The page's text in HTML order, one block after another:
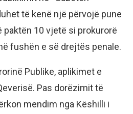
të kenë një përvojë pune
paktën 10 vjetë si prokurorë
fushën e së drejtës penale.
Publike, aplikimet e
Pas dorëzimit të
mendim nga Këshilli i